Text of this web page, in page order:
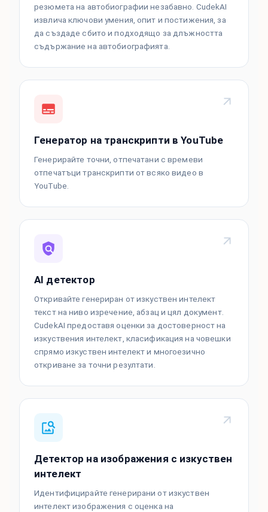
резюмета на автобиографии незабавно. CudekAI
извлича ключови умения, опит и постижения, за
да създаде сбито и подходящо за длъжността
съдържание на автобиографията.
Генератор на транскрипти в YouTube
Генерирайте точни, отпечатани с времеви
отпечатъци транскрипти от всяко видео в
YouTube.
AI детектор
Откривайте генериран от изкуствен интелект
текст на ниво изречение, абзац и цял документ.
CudekAI предоставя оценки за достоверност на
изкуствения интелект, класификация на човешки
спрямо изкуствен интелект и многоезично
откриване за точни резултати.
Детектор на изображения с изкуствен
интелект
Идентифицирайте генерирани от изкуствен
интелект изображения с оценка на